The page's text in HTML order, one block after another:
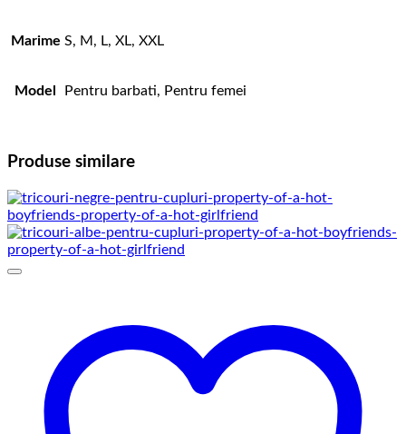
Marime S, M, L, XL, XXL
Model Pentru barbati, Pentru femei
Produse similare